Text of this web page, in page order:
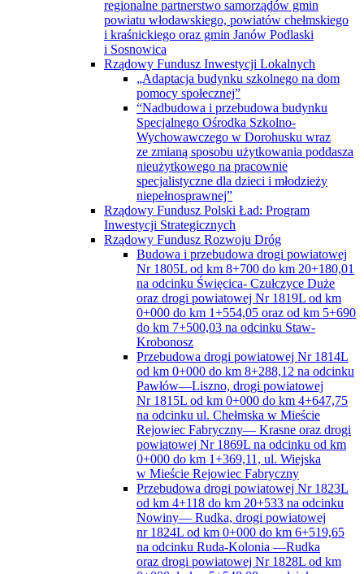
regionalne partnerstwo samorządów gmin
powiatu włodawskiego, powiatów chełmskiego
i kraśnickiego oraz gmin Janów Podlaski
i Sosnowica
Rządowy Fundusz Inwestycji Lokalnych
„Adaptacja budynku szkolnego na dom
pomocy społecznej”
“Nadbudowa i przebudowa budynku
Specjalnego Ośrodka Szkolno-
Wychowawczego w Dorohusku wraz
ze zmianą sposobu użytkowania poddasza
nieużytkowego na pracownie
specjalistyczne dla dzieci i młodzieży
niepełnosprawnej”
Rządowy Fundusz Polski Ład: Program
Inwestycji Strategicznych
Rządowy Fundusz Rozwoju Dróg
Budowa i przebudowa drogi powiatowej
Nr 1805L od km 8+700 do km 20+180,01
na odcinku Święcica- Czułczyce Duże
oraz drogi powiatowej Nr 1819L od km
0+000 do km 1+554,05 oraz od km 5+690
do km 7+500,03 na odcinku Staw-
Krobonosz
Przebudowa drogi powiatowej Nr 1814L
od km 0+000 do km 8+288,12 na odcinku
Pawłów—Liszno, drogi powiatowej
Nr 1815L od km 0+000 do km 4+647,75
na odcinku ul. Chełmska w Mieście
Rejowiec Fabryczny— Krasne oraz drogi
powiatowej Nr 1869L na odcinku od km
0+000 do km 1+369,11, ul. Wiejska
w Mieście Rejowiec Fabryczny
Przebudowa drogi powiatowej Nr 1823L
od km 4+118 do km 20+533 na odcinku
Nowiny— Rudka, drogi powiatowej
nr 1824L od km 0+000 do km 6+519,65
na odcinku Ruda-Kolonia —Rudka
oraz drogi powiatowej Nr 1828L od km